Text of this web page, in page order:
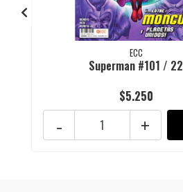
ECC
Superman #101 / 22
$5.250
+
-